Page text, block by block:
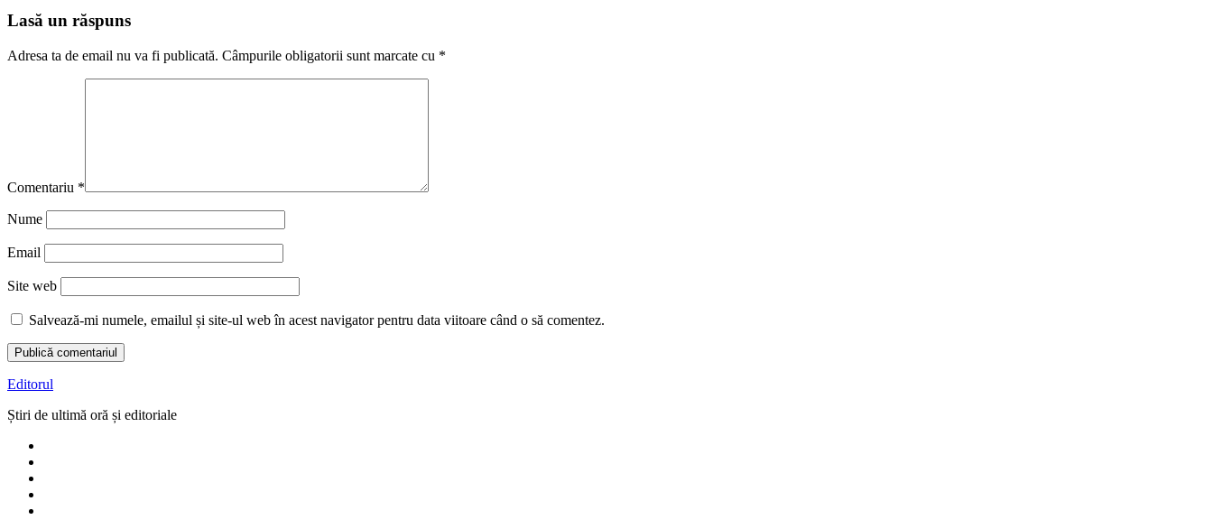
Lasă un răspuns
Adresa ta de email nu va fi publicată. Câmpurile obligatorii sunt marcate cu *
Comentariu *
Nume
Email
Site web
Salvează-mi numele, emailul și site-ul web în acest navigator pentru data viitoare când o să comentez.
Editorul
Știri de ultimă oră și editoriale